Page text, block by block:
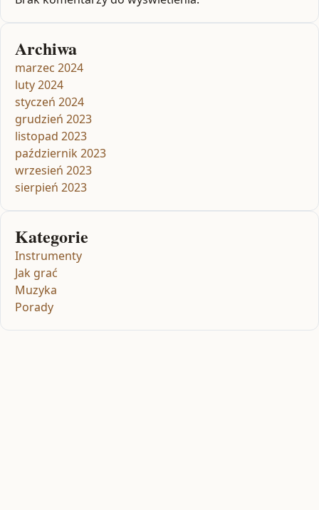
Archiwa
marzec 2024
luty 2024
styczeń 2024
grudzień 2023
listopad 2023
październik 2023
wrzesień 2023
sierpień 2023
Kategorie
Instrumenty
Jak grać
Muzyka
Porady